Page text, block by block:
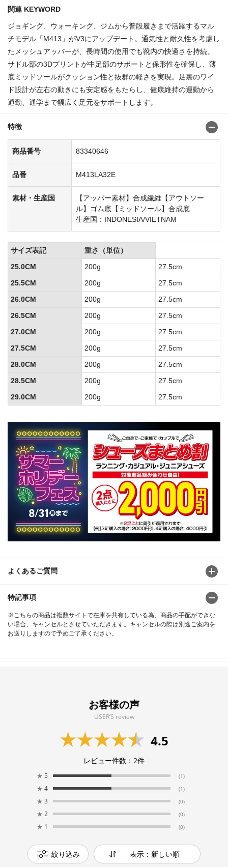
関連 KEYWORD
ジョギング、ウォーキング、ジムから普段履きまで活躍するマル
チモデル「M413」がV3にアップデート。通気性と耐久性を考慮し
たメッシュアッパーが、長時間の使用でも靴内の快適さを持続。
サドル部の3Dプリントが中足部のサポートと保形性を確保し、薄
底ミッドソールがクッション性と抜群の軽さを実現。足裏のワイ
ド設計が左右の動きにも安定感をもたらし、健康維持の運動から
通勤、通学まで幅広く足元をサポートします。
特徴
商品番号 83340646
品番 M413LA32E
素材・生産国
【アッパー素材】合成繊維【アウトソー
ル】ゴム底【ミッドソール】合成底
生産国：INDONESIA/VIETNAM
よくあるご質問
特記事項
※こちらの商品は複数サイトで在庫を共有している為、商品の手配ができな
い場合、キャンセルとさせていただきます。キャンセルの際は別途ご案内を
お送りしますので予めご了承ください。
サイズ表記
重さ（単位）
25.0CM
200g
27.5cm
25.5CM
200g
27.5cm
26.0CM
200g
27.5cm
26.5CM
200g
27.5cm
27.0CM
200g
27.5cm
27.5CM
200g
27.5cm
28.0CM
200g
27.5cm
28.5CM
200g
27.5cm
29.0CM
200g 27.5cm
お客様の声
USER’S review
4.5
レビュー件数： 2件
★ 5 (1)
★ 4 (1)
★ 3 (0)
★ 2 (0)
★ 1 (0)
絞り込み 表示：新しい順